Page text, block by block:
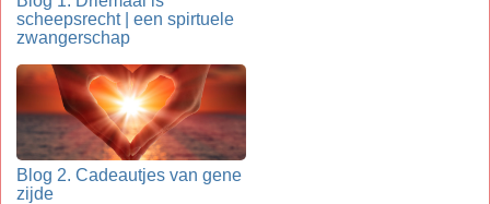
scheepsrecht | een spirtuele
zwangerschap
Blog 2. Cadeautjes van gene
zijde